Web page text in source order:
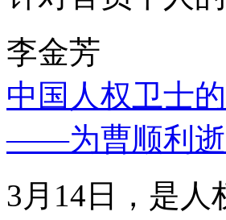
李金芳
中国人权卫士
——为曹顺利逝
3月14日，是